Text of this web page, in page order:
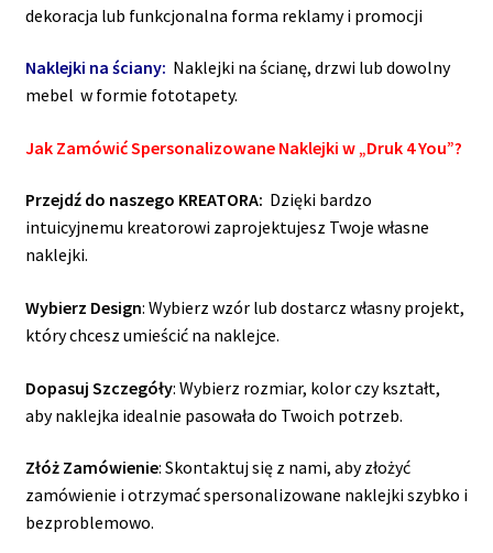
dekoracja lub funkcjonalna forma reklamy i promocji
Naklejki na ściany: Naklejki na ścianę, drzwi lub dowolny
mebel w formie fototapety.
Jak Zamówić Spersonalizowane Naklejki w „Druk 4 You”?
Przejdź do naszego KREATORA: Dzięki bardzo
intuicyjnemu kreatorowi zaprojektujesz Twoje własne
naklejki.
Wybierz Design: Wybierz wzór lub dostarcz własny projekt,
który chcesz umieścić na naklejce.
Dopasuj Szczegóły: Wybierz rozmiar, kolor czy kształt,
aby naklejka idealnie pasowała do Twoich potrzeb.
Złóż Zamówienie: Skontaktuj się z nami, aby złożyć
zamówienie i otrzymać spersonalizowane naklejki szybko i
bezproblemowo.